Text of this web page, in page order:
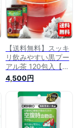
【送料無料】スッキ
リ飲みやすい黒プー
アル茶 120包入【機
能性表示食品】体脂
肪や食後の血糖値が
気になる方におすす
め♪血糖値が気になる
方へ 血糖値 血糖値
改善 下げる お茶 の
4,500円